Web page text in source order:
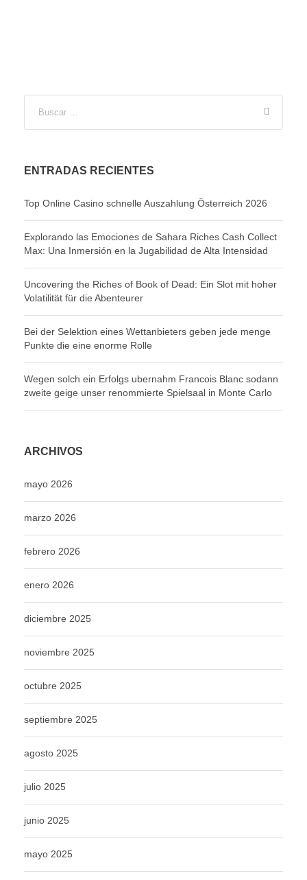
ENTRADAS RECIENTES
Top Online Casino schnelle Auszahlung Österreich 2026
Explorando las Emociones de Sahara Riches Cash Collect
Max: Una Inmersión en la Jugabilidad de Alta Intensidad
Uncovering the Riches of Book of Dead: Ein Slot mit hoher
Volatilität für die Abenteurer
Bei der Selektion eines Wettanbieters geben jede menge
Punkte die eine enorme Rolle
Wegen solch ein Erfolgs ubernahm Francois Blanc sodann
zweite geige unser renommierte Spielsaal in Monte Carlo
ARCHIVOS
mayo 2026
marzo 2026
febrero 2026
enero 2026
diciembre 2025
noviembre 2025
octubre 2025
septiembre 2025
agosto 2025
julio 2025
junio 2025
mayo 2025